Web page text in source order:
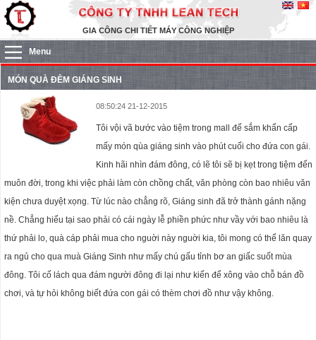
GIA CÔNG CHI TIẾT MÁY CÔNG NGHIỆP
Menu
MÓN QUÀ ĐÊM GIÁNG SINH
08:50:24 21-12-2015
Tôi vội vã bước vào tiệm trong mall để sắm khẩn cấp
mấy món qùa giáng sinh vào phút cuối cho đứa con gái.
Kinh hãi nhìn đám đông, có lẽ tôi sẽ bị kẹt trong tiệm đến
muôn đời, trong khi việc phải làm còn chồng chất, văn phòng còn bao nhiêu văn
kiện chưa duyệt xọng. Từ lúc nào chẳng rõ, Giáng sinh đã trở thành gánh nặng
nề. Chẳng hiểu tại sao phải có cái ngày lễ phiền phức như vầy với bao nhiêu là
thứ phải lo, quà cáp phải mua cho nguời này nguời kia, tôi mong có thể lăn quay
ra ngủ cho qua muà Giáng Sinh như mấy chú gấu tỉnh bơ an giấc suốt mùa
đông. Tôi cố lách qua đám người đông đi lại như kiến để xông vào chỗ bán đồ
chơi, và tự hỏi không biết đứa con gái có thèm chơi đồ như vậy không.